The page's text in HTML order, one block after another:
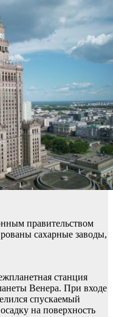
правительством
сахарные заводы,
станция
Венера. При входе
спускаемый
на поверхность